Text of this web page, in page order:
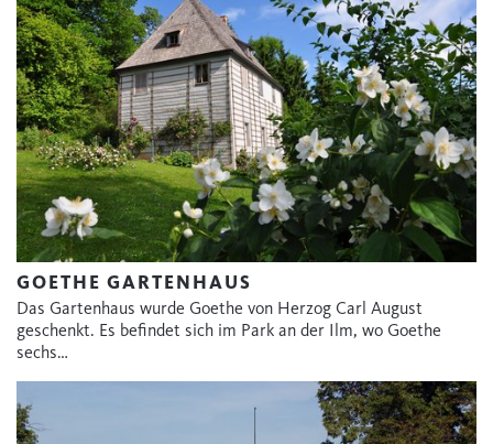
GOETHE GARTENHAUS
Das Gartenhaus wurde Goethe von Herzog Carl August
geschenkt. Es befindet sich im Park an der Ilm, wo Goethe
sechs…